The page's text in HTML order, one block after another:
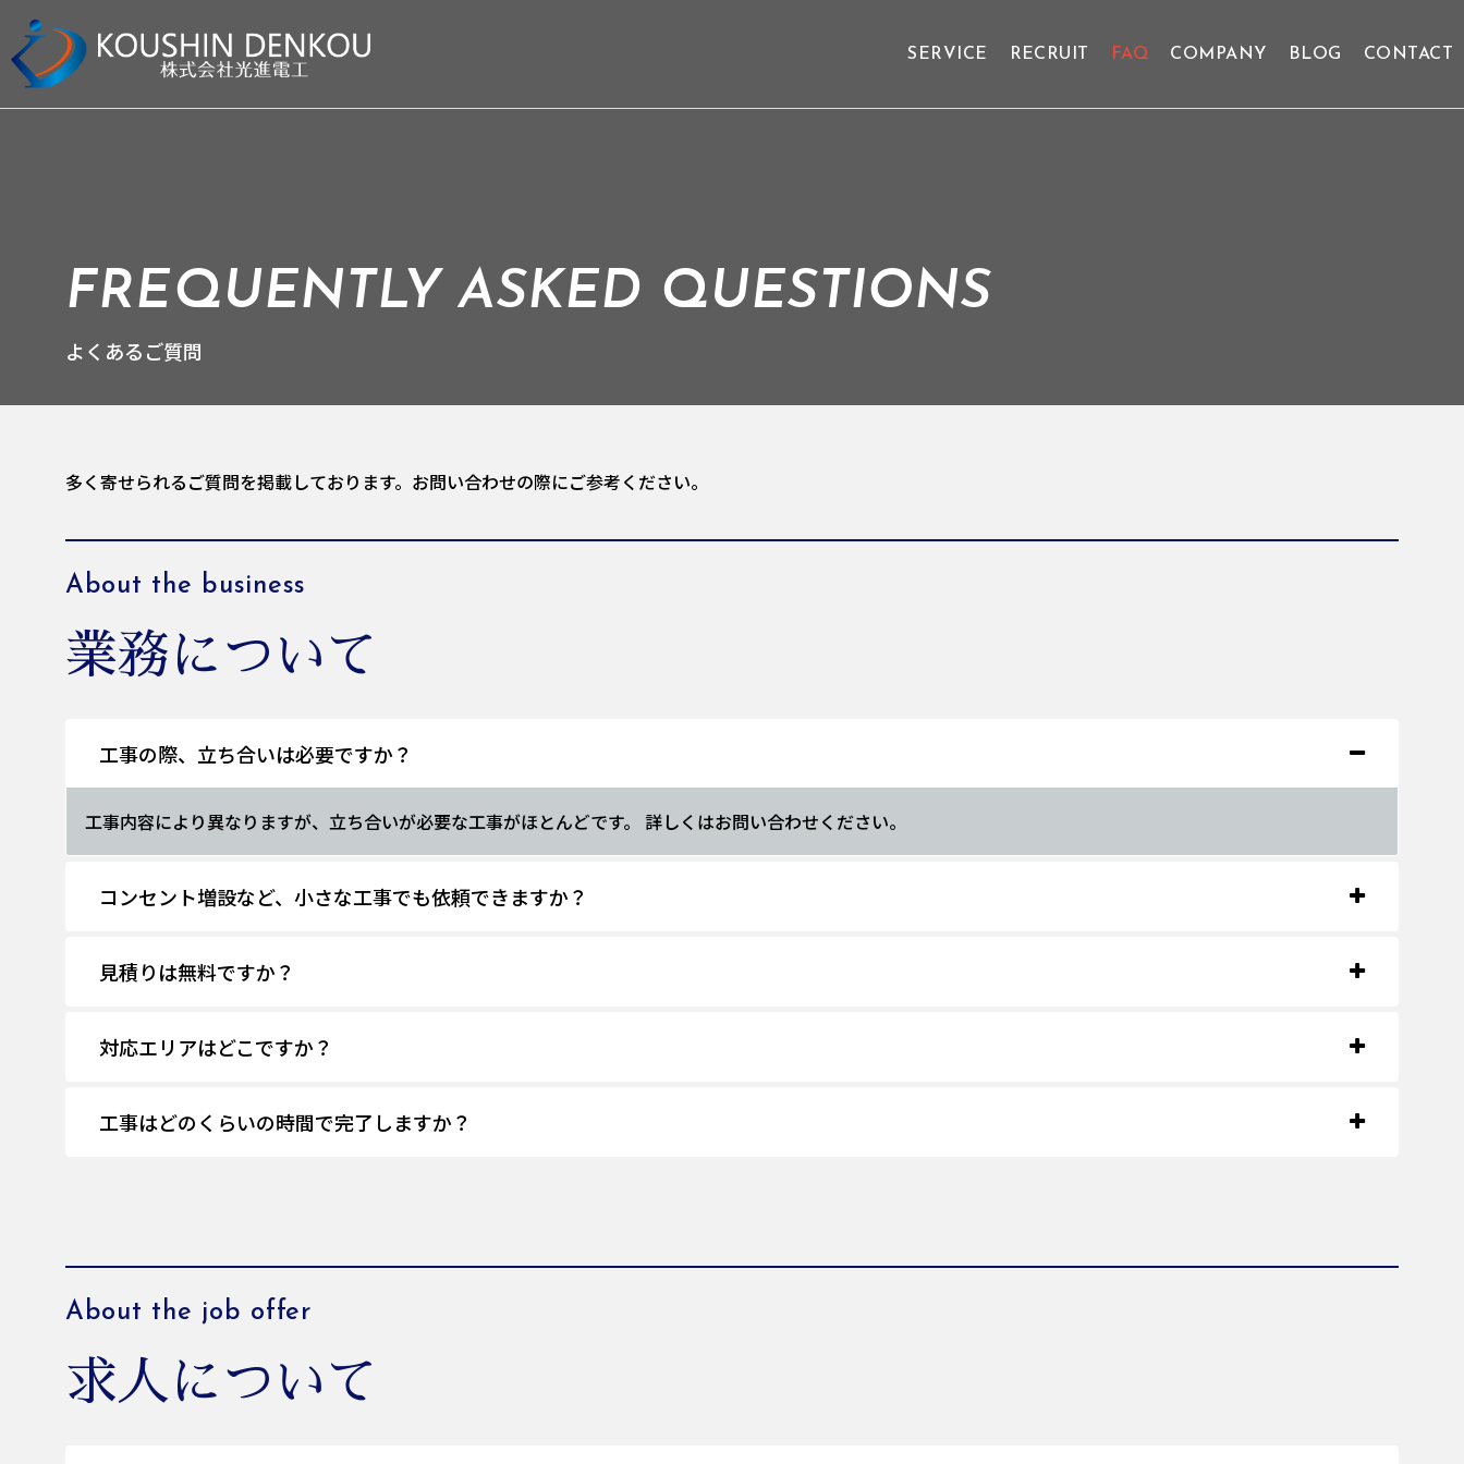
SERVICE RECRUIT FAQ COMPANY BLOG CONTACT
FREQUENTLY ASKED QUESTIONS
よくあるご質問
多く寄せられるご質問を掲載しております。お問い合わせの際にご参考ください。
About the business
業務について
工事の際、立ち合いは必要ですか？
工事内容により異なりますが、立ち合いが必要な工事がほとんどです。 詳しくはお問い合わせください。
コンセント増設など、小さな工事でも依頼できますか？
見積りは無料ですか？
対応エリアはどこですか？
工事はどのくらいの時間で完了しますか？
About the job offer
求人について